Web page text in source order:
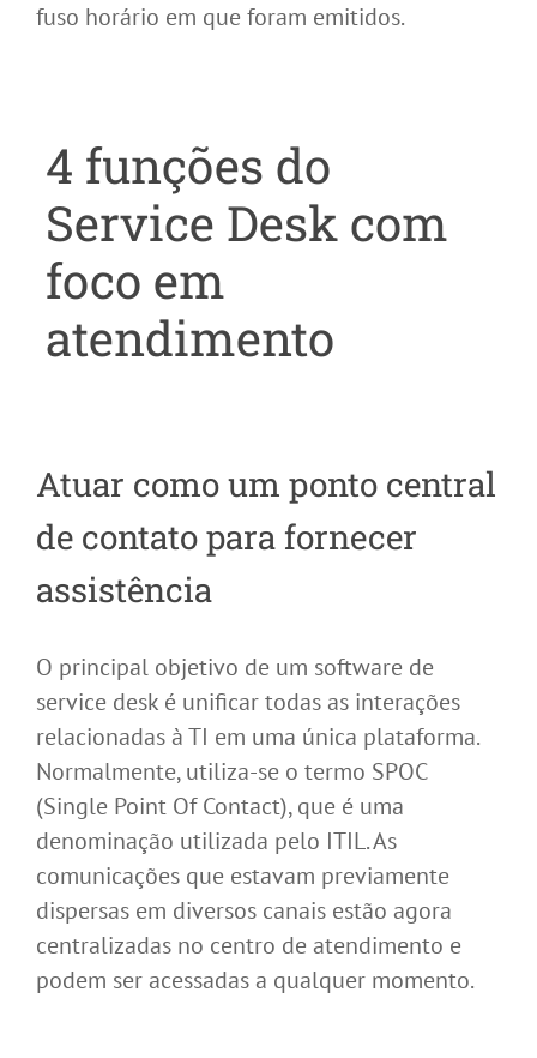
fuso horário em que foram emitidos.
4 funções do
Service Desk com
foco em
atendimento
Atuar como um ponto central
de contato para fornecer
assistência
O principal objetivo de um software de
service desk é unificar todas as interações
relacionadas à TI em uma única plataforma.
Normalmente, utiliza-se o termo SPOC
(Single Point Of Contact), que é uma
denominação utilizada pelo ITIL. As
comunicações que estavam previamente
dispersas em diversos canais estão agora
centralizadas no centro de atendimento e
podem ser acessadas a qualquer momento.